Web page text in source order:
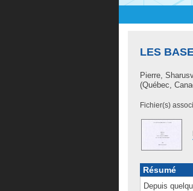
LES
Pierre,
(Québec,
Fichier(s)
Résumé
Depuis